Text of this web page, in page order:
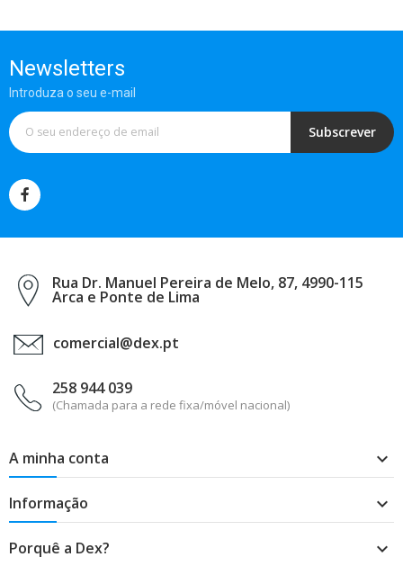
Newsletters
Introduza o seu e-mail
Subscrever
Rua Dr. Manuel Pereira de Melo, 87, 4990-115
Arca e Ponte de Lima
comercial@dex.pt
258 944 039
(Chamada para a rede fixa/móvel nacional)
A minha conta 
Informação 
Porquê a Dex? 